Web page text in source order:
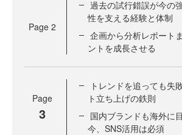
Page 2
過去の試行錯誤が今の
性を支える経験と体制
企画から分析レポート
ントを成長させる
Page
3
トレンドを追っても失
ト立ち上げの鉄則
国内ブランドも海外に
今、SNS活用は必須